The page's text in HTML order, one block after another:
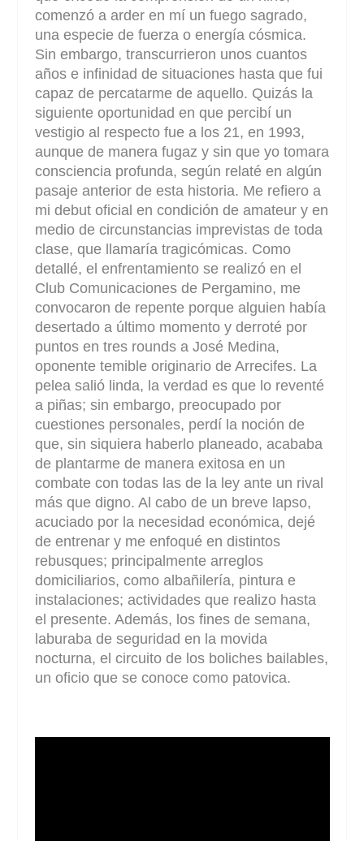
comenzó a arder en mí un fuego sagrado,
una especie de fuerza o energía cósmica.
Sin embargo, transcurrieron unos cuantos
años e infinidad de situaciones hasta que fui
capaz de percatarme de aquello. Quizás la
siguiente oportunidad en que percibí un
vestigio al respecto fue a los 21, en 1993,
aunque de manera fugaz y sin que yo tomara
consciencia profunda, según relaté en algún
pasaje anterior de esta historia. Me refiero a
mi debut oficial en condición de amateur y en
medio de circunstancias imprevistas de toda
clase, que llamaría tragicómicas. Como
detallé, el enfrentamiento se realizó en el
Club Comunicaciones de Pergamino, me
convocaron de repente porque alguien había
desertado a último momento y derroté por
puntos en tres rounds a José Medina,
oponente temible originario de Arrecifes. La
pelea salió linda, la verdad es que lo reventé
a piñas; sin embargo, preocupado por
cuestiones personales, perdí la noción de
que, sin siquiera haberlo planeado, acababa
de plantarme de manera exitosa en un
combate con todas las de la ley ante un rival
más que digno. Al cabo de un breve lapso,
acuciado por la necesidad económica, dejé
de entrenar y me enfoqué en distintos
rebusques; principalmente arreglos
domiciliarios, como albañilería, pintura e
instalaciones; actividades que realizo hasta
el presente. Además, los fines de semana,
laburaba de seguridad en la movida
nocturna, el circuito de los boliches bailables,
un oficio que se conoce como patovica.